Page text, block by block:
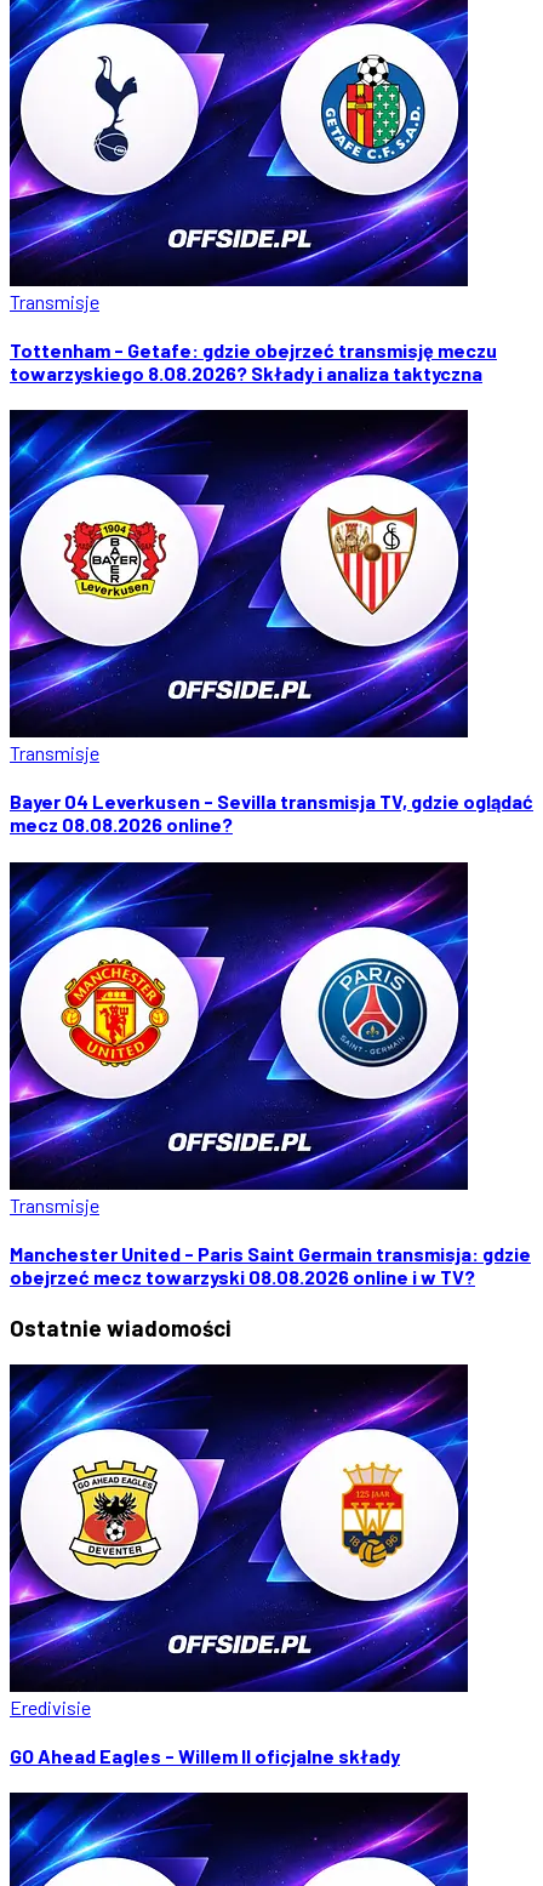
Transmisje
Tottenham - Getafe: gdzie obejrzeć transmisję meczu
towarzyskiego 8.08.2026? Składy i analiza taktyczna
Transmisje
Bayer 04 Leverkusen - Sevilla transmisja TV, gdzie oglądać
mecz 08.08.2026 online?
Transmisje
Manchester United - Paris Saint Germain transmisja: gdzie
obejrzeć mecz towarzyski 08.08.2026 online i w TV?
Ostatnie wiadomości
Eredivisie
GO Ahead Eagles - Willem II oficjalne składy